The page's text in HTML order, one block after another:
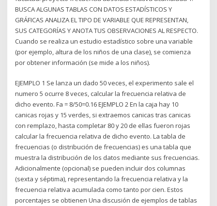
BUSCA ALGUNAS TABLAS CON DATOS ESTADÍSTICOS Y
GRÁFICAS ANALIZA EL TIPO DE VARIABLE QUE REPRESENTAN,
SUS CATEGORÍAS Y ANOTA TUS OBSERVACIONES AL RESPECTO.
Cuando se realiza un estudio estadístico sobre una variable
(por ejemplo, altura de los niños de una clase), se comienza
por obtener información (se mide a los niños).
EJEMPLO 1 Se lanza un dado 50 veces, el experimento sale el
numero 5 ocurre 8 veces, calcular la frecuencia relativa de
dicho evento. Fa = 8/50=0.16 EJEMPLO 2 En la caja hay 10
canicas rojas y 15 verdes, si extraemos canicas tras canicas
con remplazo, hasta completar 80 y 20 de ellas fueron rojas
calcular la frecuencia relativa de dicho evento. La tabla de
frecuencias (o distribución de frecuencias) es una tabla que
muestra la distribución de los datos mediante sus frecuencias.
Adicionalmente (opcional) se pueden incluir dos columnas
(sexta y séptima), representando la frecuencia relativa y la
frecuencia relativa acumulada como tanto por cien. Estos
porcentajes se obtienen Una discusión de ejemplos de tablas